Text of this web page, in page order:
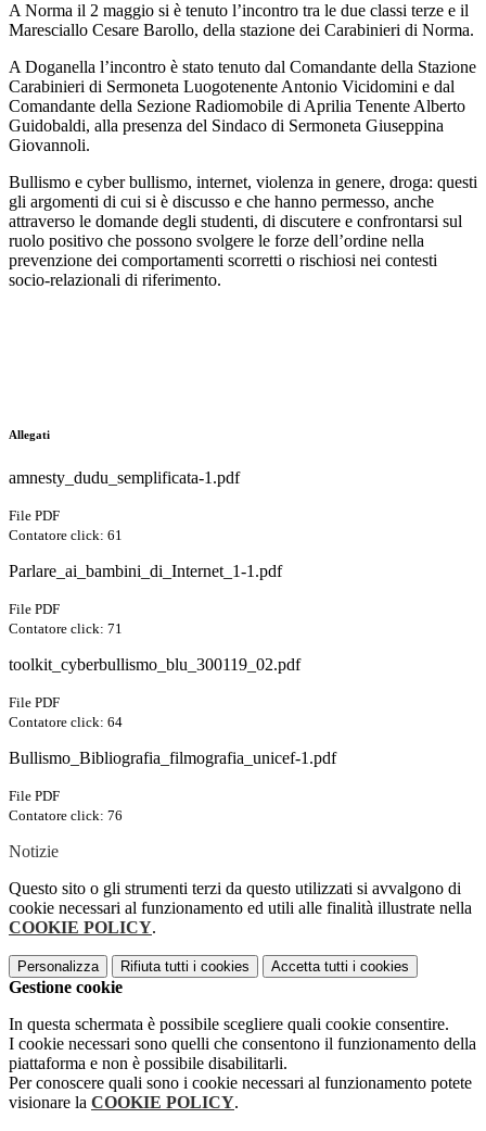
A Norma il 2 maggio si è tenuto l’incontro tra le due classi terze e il
Maresciallo Cesare Barollo, della stazione dei Carabinieri di Norma.
A Doganella l’incontro è stato tenuto dal Comandante della Stazione
Carabinieri di Sermoneta Luogotenente Antonio Vicidomini e dal
Comandante della Sezione Radiomobile di Aprilia Tenente Alberto
Guidobaldi, alla presenza del Sindaco di Sermoneta Giuseppina
Giovannoli.
Bullismo e cyber bullismo, internet, violenza in genere, droga: questi
gli argomenti di cui si è discusso e che hanno permesso, anche
attraverso le domande degli studenti, di discutere e confrontarsi sul
ruolo positivo che possono svolgere le forze dell’ordine nella
prevenzione dei comportamenti scorretti o rischiosi nei contesti
socio-relazionali di riferimento.
Allegati
amnesty_dudu_semplificata-1.pdf
File PDF
Contatore click: 61
Parlare_ai_bambini_di_Internet_1-1.pdf
File PDF
Contatore click: 71
toolkit_cyberbullismo_blu_300119_02.pdf
File PDF
Contatore click: 64
Bullismo_Bibliografia_filmografia_unicef-1.pdf
File PDF
Contatore click: 76
Notizie
Questo sito o gli strumenti terzi da questo utilizzati si avvalgono di
cookie necessari al funzionamento ed utili alle finalità illustrate nella
COOKIE POLICY.
Personalizza Rifiuta tutti i cookies Accetta tutti i cookies
Gestione cookie
In questa schermata è possibile scegliere quali cookie consentire.
I cookie necessari sono quelli che consentono il funzionamento della
piattaforma e non è possibile disabilitarli.
Per conoscere quali sono i cookie necessari al funzionamento potete
visionare la COOKIE POLICY.